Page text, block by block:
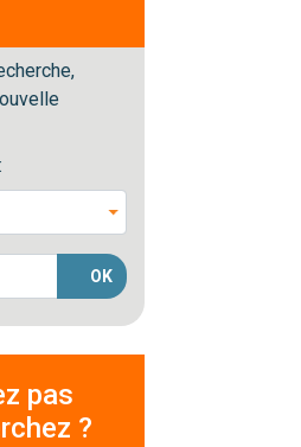
OK
pas
?